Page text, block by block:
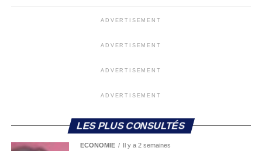
ADVERTISEMENT
ADVERTISEMENT
ADVERTISEMENT
ADVERTISEMENT
LES PLUS CONSULTÉS
ECONOMIE Il y a 2 semaines